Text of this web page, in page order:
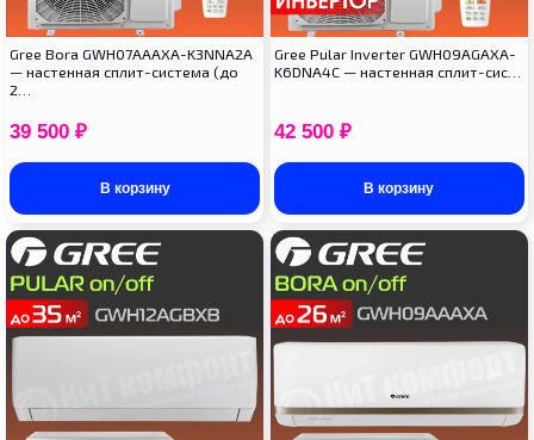
Gree Bora GWH07AAAXA-K3NNA2A
— настенная сплит-система (до
2…
39 500 ₽
В корзину
Gree Pular Inverter GWH09AGAXA-
K6DNA4C — настенная сплит-сис…
42 500 ₽
В корзину